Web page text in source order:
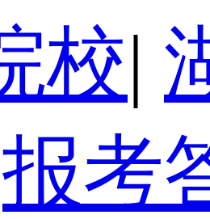
校|
报考